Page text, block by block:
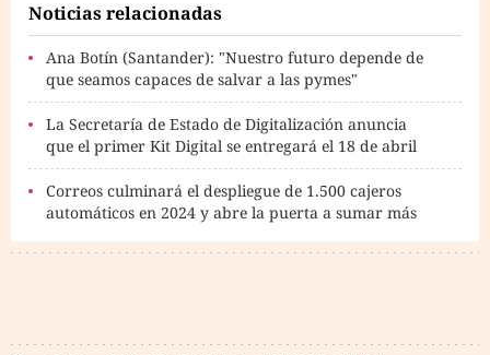
Noticias relacionadas
Ana Botín (Santander): "Nuestro futuro depende de
que seamos capaces de salvar a las pymes"
La Secretaría de Estado de Digitalización anuncia
que el primer Kit Digital se entregará el 18 de abril
Correos culminará el despliegue de 1.500 cajeros
automáticos en 2024 y abre la puerta a sumar más